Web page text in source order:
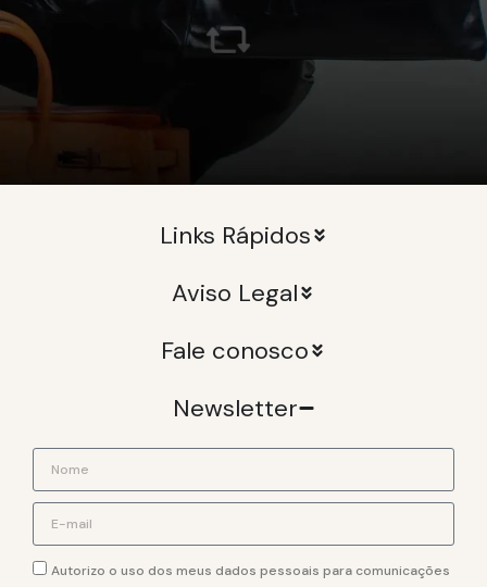
Links Rápidos
Aviso Legal
Fale conosco
Newsletter
Autorizo o uso dos meus dados pessoais para comunicações